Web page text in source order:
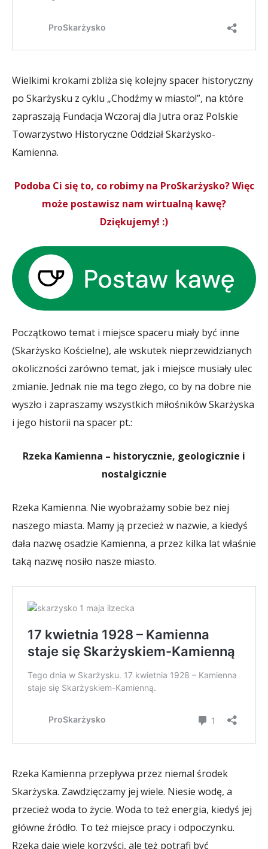
Wielkimi krokami zbliża się kolejny spacer historyczny
po Skarżysku z cyklu „Chodźmy w miasto!”, na które
zapraszają Fundacja Wczoraj dla Jutra oraz Polskie
Towarzystwo Historyczne Oddział Skarżysko-
Kamienna.
Podoba Ci się to, co robimy na ProSkarżysko? Więc
może postawisz nam wirtualną kawę?
Dziękujemy! :)
Początkowo temat i miejsce spaceru miały być inne
(Skarżysko Kościelne), ale wskutek nieprzewidzianych
okoliczności zarówno temat, jak i miejsce musiały ulec
zmianie. Jednak nie ma tego złego, co by na dobre nie
wyszło i zapraszamy wszystkich miłośników Skarżyska
i jego historii na spacer pt.:
Rzeka Kamienna – historycznie, geologicznie i
nostalgicznie
Rzeka Kamienna. Nie wyobrażamy sobie bez niej
naszego miasta. Mamy ją przecież w nazwie, a kiedyś
dała nazwę osadzie Kamienna, a przez kilka lat właśnie
taką nazwę nosiło nasze miasto.
Rzeka Kamienna przepływa przez niemal środek
Skarżyska. Zawdzięczamy jej wiele. Niesie wodę, a
przecież woda to życie. Woda to też energia, kiedyś jej
główne źródło. To też miejsce pracy i odpoczynku.
Rzeka daje wiele korzyści, ale też potrafi być